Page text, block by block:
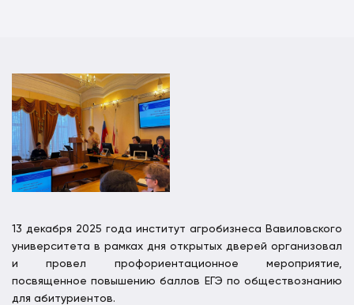
13 декабря 2025 года институт агробизнеса Вавиловского
университета в рамках дня открытых дверей организовал
и провел профориентационное мероприятие,
посвященное повышению баллов ЕГЭ по обществознанию
для абитуриентов.